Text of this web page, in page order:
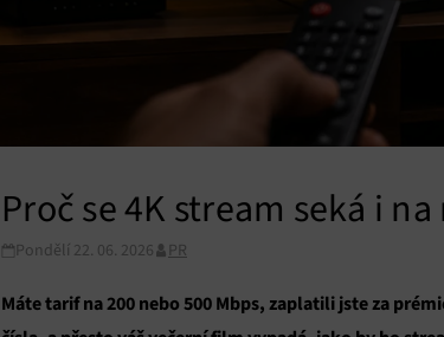
Proč se 4K stream seká i
Pondělí 22. 06. 2026 PR
Máte tarif na 200 nebo 500 Mbps, zaplatili jste za